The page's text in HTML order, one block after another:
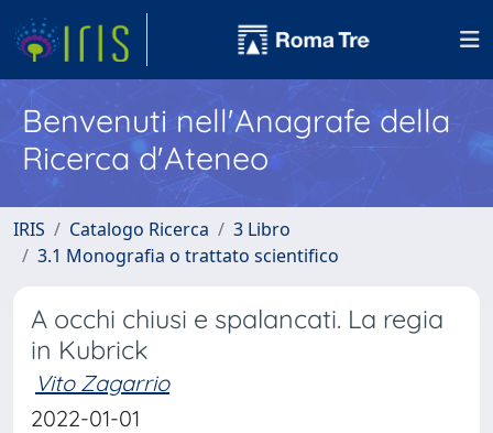
Benvenuti nell'Anagrafe della
Ricerca d'Ateneo
IRIS Catalogo Ricerca
3 Libro
3.1 Monografia o trattato scientifico
A occhi chiusi e spalancati. La regia
in Kubrick
Vito Zagarrio
2022-01-01